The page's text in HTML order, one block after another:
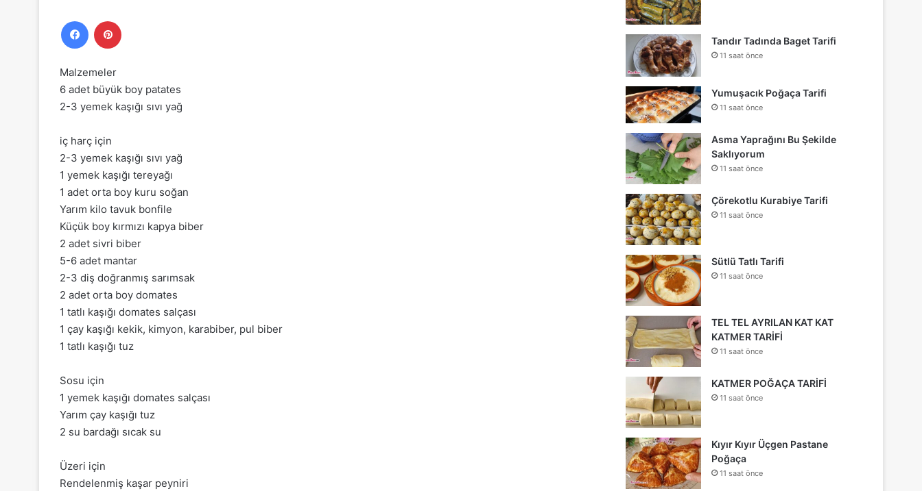
Facebook
Malzemeler
6 adet büyük boy patates
2-3 yemek kaşığı sıvı yağ
iç harç için
2-3 yemek kaşığı sıvı yağ
1 yemek kaşığı tereyağı
1 adet orta boy kuru soğan
Yarım kilo tavuk bonfile
Küçük boy kırmızı kapya biber
2 adet sivri biber
5-6 adet mantar
2-3 diş doğranmış sarımsak
2 adet orta boy domates
1 tatlı kaşığı domates salçası
1 çay kaşığı kekik, kimyon, karabiber, pul biber
1 tatlı kaşığı tuz
Sosu için
1 yemek kaşığı domates salçası
Yarım çay kaşığı tuz
2 su bardağı sıcak su
Üzeri için
Rendelenmiş kaşar peyniri
Tandır Tadında Baget Tarifi
11 saat önce
Yumuşacık Poğaça Tarifi
11 saat önce
Asma Yaprağını Bu Şekilde
Saklıyorum
11 saat önce
Çörekotlu Kurabiye Tarifi
11 saat önce
Sütlü Tatlı Tarifi
11 saat önce
TEL TEL AYRILAN KAT KAT
KATMER TARİFİ
11 saat önce
KATMER POĞAÇA TARİFİ
11 saat önce
Kıyır Kıyır Üçgen Pastane
Poğaça
11 saat önce